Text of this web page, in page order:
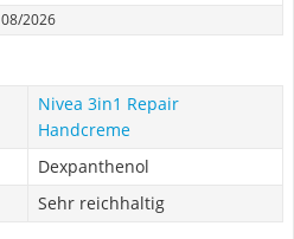
08/2026
Nivea 3in1 Repair
Handcreme
Dexpanthenol
Sehr reichhaltig